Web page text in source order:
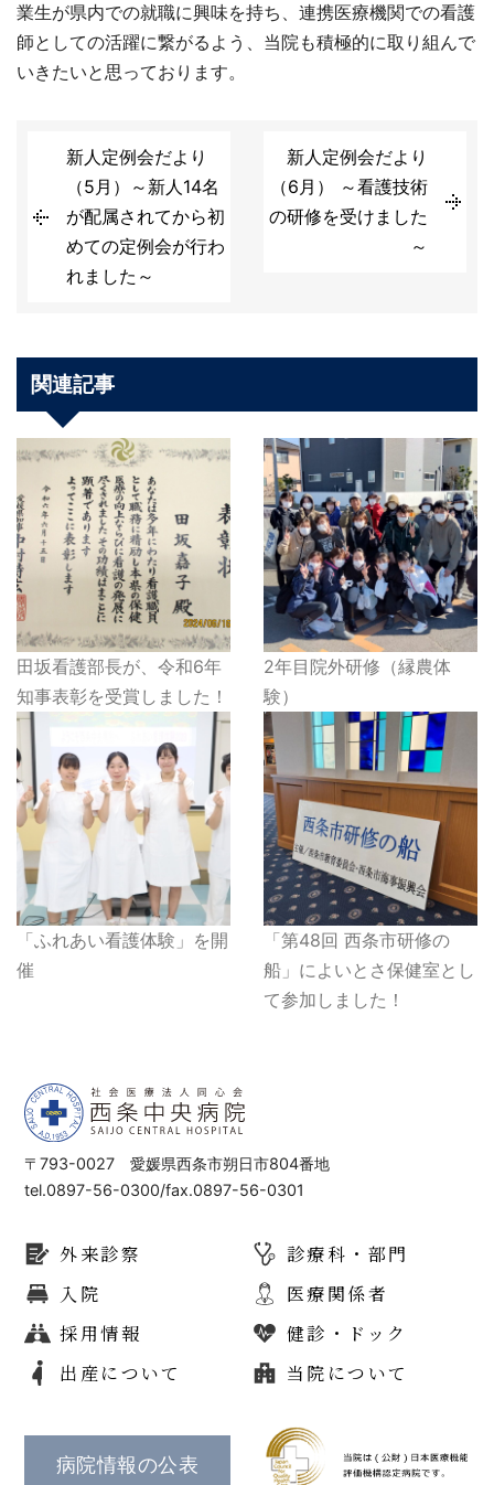
業生が県内での就職に興味を持ち、連携医療機関での看護
師としての活躍に繋がるよう、当院も積極的に取り組んで
いきたいと思っております。
新人定例会だより
（5月）～新人14名
が配属されてから初
めての定例会が行わ
れました～
新人定例会だより
（6月） ～看護技術
の研修を受けました
～
関連記事
田坂看護部長が、令和6年
知事表彰を受賞しました！
2年目院外研修（縁農体
験）
「ふれあい看護体験」を開
催
「第48回 西条市研修の
船」によいとさ保健室とし
て参加しました！
〒793-0027 愛媛県西条市朔日市804番地
tel.0897-56-0300/fax.0897-56-0301
外来診察
診療科・部門
入院
医療関係者
採用情報
健診・ドック
出産について
当院について
病院情報の公表